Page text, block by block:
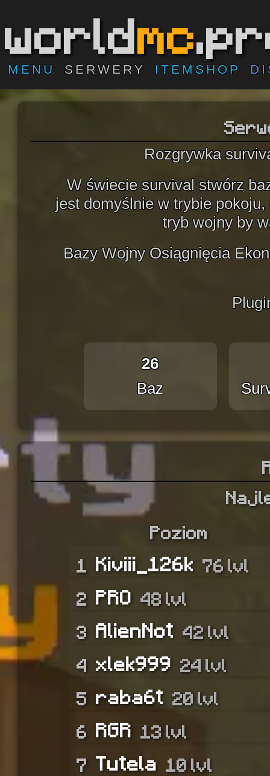
worldmc
MENU SERWERY ITEMSHOP
Rozgrywka
W świecie survival stwórz
jest domyślnie w trybie
tryb wojny by
Bazy Wojny Osiągnięcia
26
Baz
Poziom
1
Kiviii_126k 76 lvl
2
PRO 48 lvl
3 AlienNot 42 lvl
4 xlek999 24 lvl
5 raba6t 20 lvl
6
RGR 13 lvl
7 Tutela 10 lvl